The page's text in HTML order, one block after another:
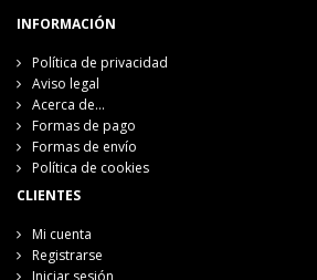
INFORMACIÓN
Política de privacidad
Aviso legal
Acerca de...
Formas de pago
Formas de envío
Política de cookies
CLIENTES
Mi cuenta
Registrarse